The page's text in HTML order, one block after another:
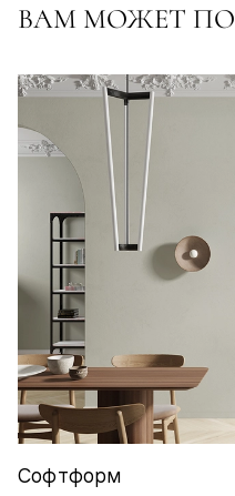
ВАМ МОЖЕТ
Софтформ